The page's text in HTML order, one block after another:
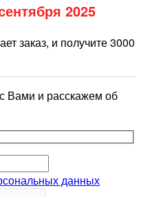
2025
заказ, и получите 3000
Вами и расскажем об
данных